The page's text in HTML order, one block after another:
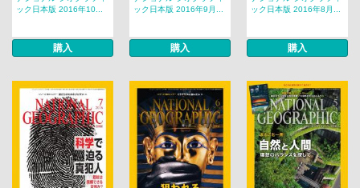
ック日本版 2016年10...
購入
ック日本版 2016年9月...
購入
ック日本版 2016年8月...
購入